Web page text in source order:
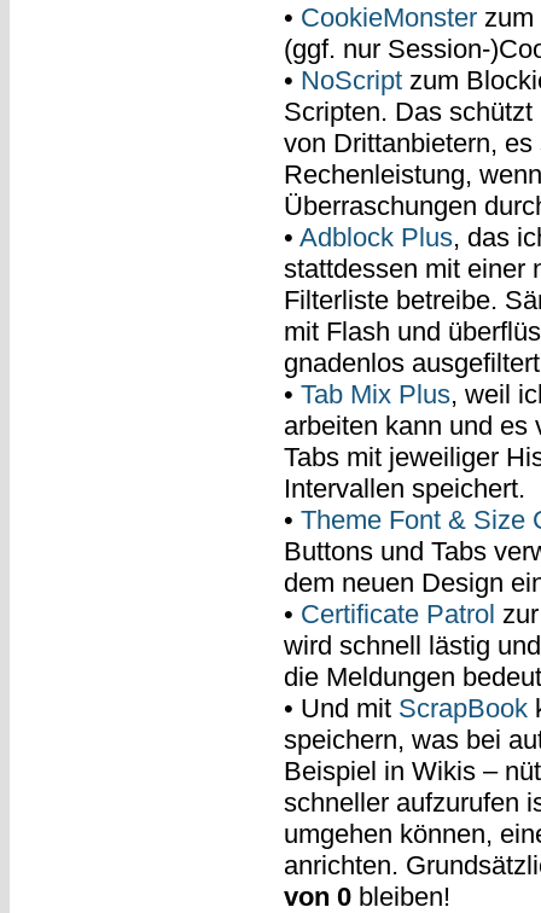
• CookieMonsterzum
(ggf. nur Session-
• NoScriptzum
Scripten. Das
von Drittanbietern,
Rechenleistung,
Überraschungen
• Adblock Plus, das
stattdessen mit einer
Filterliste betreibe.
mit Flash und
gnadenlos
• Tab Mix Plus, weil
arbeiten kann und es
Tabs mit jeweiliger
Intervallen speichert.
• Theme Font & Size
Buttons und Tabs
dem neuen Design
• Certificate Patrol
wird schnell lästig
die Meldungen
• Und mit ScrapBook
speichern, was bei
Beispiel in Wikis –
schneller aufzurufen
umgehen können,
anrichten.
von 0bleiben!